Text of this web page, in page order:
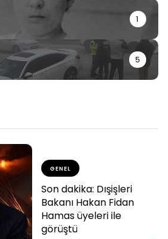
1
5
GENEL
Son dakika: Dışişleri
Bakanı Hakan Fidan
Hamas üyeleri ile
görüştü